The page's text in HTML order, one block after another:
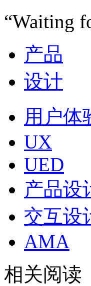
“Waiting
产品
设计
用户体
UX
UED
产品设
交互设
AMA
相关阅读